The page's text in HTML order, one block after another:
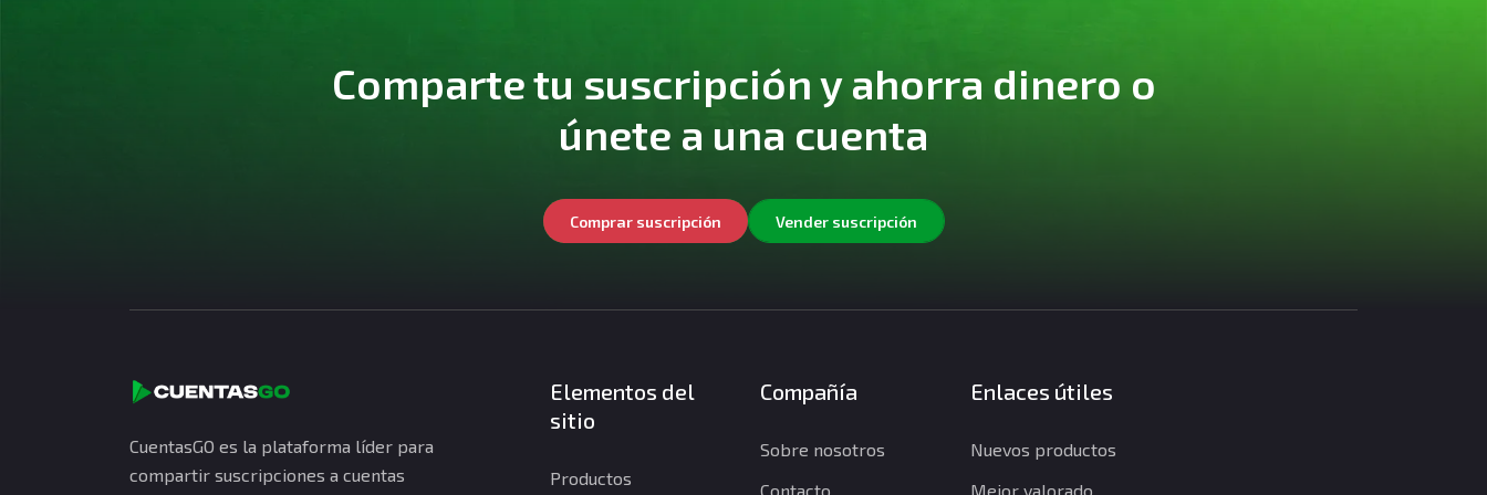
Comparte tu suscripción y ahorra dinero o
únete a una cuenta
Comprar suscripción Vender suscripción
CuentasGO es la plataforma líder para
compartir suscripciones a cuentas
Elementos del
sitio
Productos
Compañía
Sobre nosotros
Contacto
Enlaces útiles
Nuevos productos
Mejor valorado